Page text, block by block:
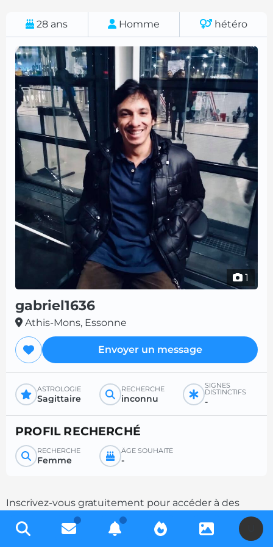
28 ans Homme hétéro
1
gabriel1636
Athis-Mons, Essonne
Envoyer un message
ASTROLOGIE
Sagittaire
RECHERCHE
inconnu
SIGNES
DISTINCTIFS
-
PROFIL RECHERCHÉ
RECHERCHE
Femme
ÂGE SOUHAITÉ
-
Inscrivez-vous gratuitement pour accéder à des
milliers de profils et multipliez les chances de
contacts en complétant votre description.